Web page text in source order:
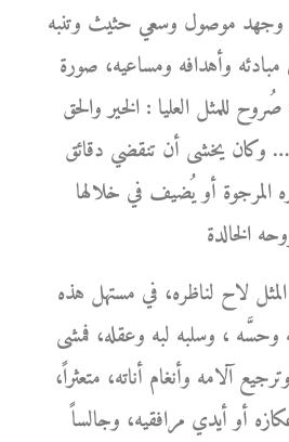
وجهد موصول وسعي حثيث وتنبه
وأهدافه ومساعيه، صورة
صُروح للمثل العليا : الخير والحق
… وكان يخشى أن تنقضي دقائق
المرجوة أو يُضيف في خلالها
لاح لناظره، في مستهل هذه
وحسَّه ، وسلبه لبه وعقله، فمشى
آلامه وأنغام أناته، متعثراً،
أو أيدي مرافقيه، وجالساً